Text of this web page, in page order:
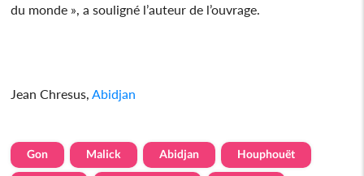
du monde », a souligné l’auteur de l’ouvrage.
Jean Chresus,Abidjan
Gon Malick Abidjan Houphouët